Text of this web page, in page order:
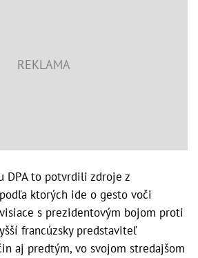
DPA to potvrdili zdroje z
ktorých ide o gesto voči
s prezidentovým bojom proti
francúzsky predstaviteľ
aj predtým, vo svojom stredajšom